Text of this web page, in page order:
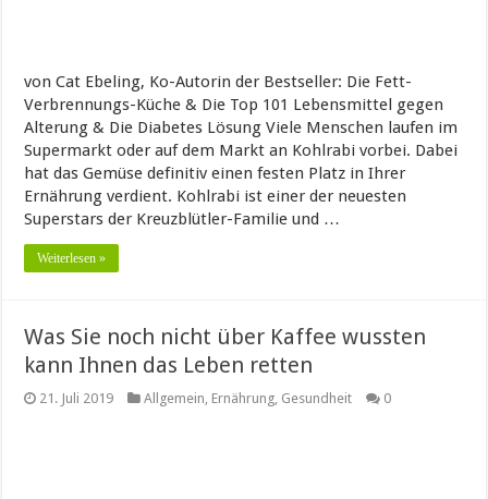
von Cat Ebeling, Ko-Autorin der Bestseller: Die Fett-
Verbrennungs-Küche & Die Top 101 Lebensmittel gegen
Alterung & Die Diabetes Lösung Viele Menschen laufen im
Supermarkt oder auf dem Markt an Kohlrabi vorbei. Dabei
hat das Gemüse definitiv einen festen Platz in Ihrer
Ernährung verdient. Kohlrabi ist einer der neuesten
Superstars der Kreuzblütler-Familie und …
Weiterlesen »
Was Sie noch nicht über Kaffee wussten
kann Ihnen das Leben retten
21. Juli 2019 Allgemein, Ernährung, Gesundheit 0